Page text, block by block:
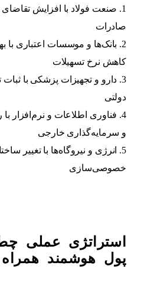
صنعت فولاد با افزایش تقاضای
صادرات
بانک‌ها و موسسات اعتباری با
کاهش نرخ تسهیلات
دارو و تجهیزات پزشکی با
دولتی
فناوری اطلاعات و نرم‌افزار با
و سرمایه‌گذاری خارجی
انرژی و نیروگاه‌ها با تغییر
خصوصی‌سازی
استراتژی عملی
پول هوشمند